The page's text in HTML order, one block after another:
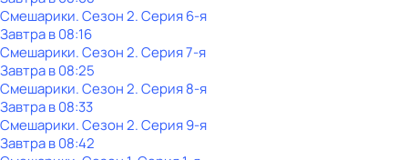
Смешарики. Сезон 2. Серия 6-я
Завтра в 08:16
Смешарики. Сезон 2. Серия 7-я
Завтра в 08:25
Смешарики. Сезон 2. Серия 8-я
Завтра в 08:33
Смешарики. Сезон 2. Серия 9-я
Завтра в 08:42